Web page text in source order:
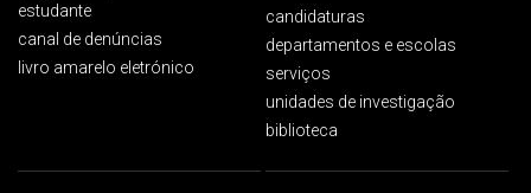
estudante
canal de denúncias
livro amarelo eletrónico
candidaturas
departamentos e escolas
serviços
unidades de investigação
biblioteca